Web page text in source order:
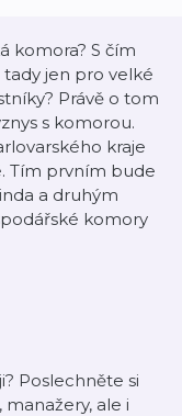
komora? S čím
jen pro velké
Právě o tom
s komorou.
kraje
Tím prvním bude
a druhým
komory
Poslechněte si
ale i